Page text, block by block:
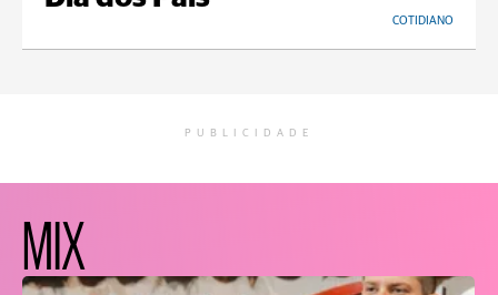
COTIDIANO
PUBLICIDADE
MIX